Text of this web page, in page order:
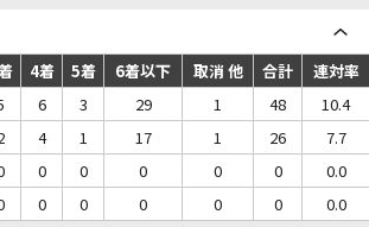
4着 5着 6着以下 取消 他 合計
連対率
6 3 29 1 48
10.4
4 1 17 1 26
7.7
0 0 0 0 0
0.0
0 0 0 0 0 0.0